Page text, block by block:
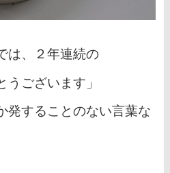
、
２年連続の
うございます」
発することのない言葉な